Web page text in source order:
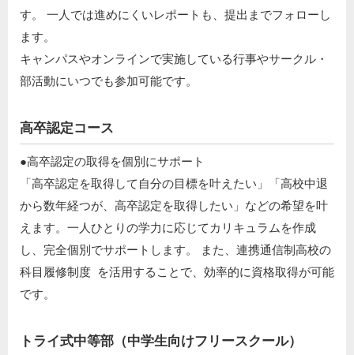
す。 一人では進めにくいレポートも、提出までフォローし
ます。​
キャンパスやオンラインで実施している行事やサークル・
部活動にいつでも参加可能です。
高卒認定コース
●高卒認定の取得を個別にサポート ​
「高卒認定を取得して自分の目標を叶えたい」「高校中退
から数年経つが、高卒認定を取得したい」などの希望を叶
えます。一人ひとりの学力に応じてカリキュラムを作成
し、完全個別でサポートします。 また、連携通信制高校の
科目履修制度 を活用することで、効率的に資格取得が可能
です。
トライ式中等部（中学生向けフリースクール）​